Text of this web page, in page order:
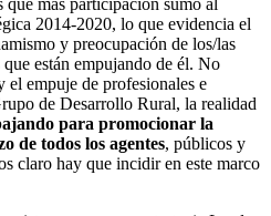
más participación sumó al
2014-2020, lo que evidencia el
y preocupación de los/las
están empujando de él. No
el empuje de profesionales e
de Desarrollo Rural, la realidad
para promocionar la
de todos los agentes, públicos y
claro hay que incidir en este marco